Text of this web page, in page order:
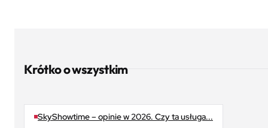
Krótko o wszystkim
SkyShowtime – opinie w 2026. Czy ta usługa...